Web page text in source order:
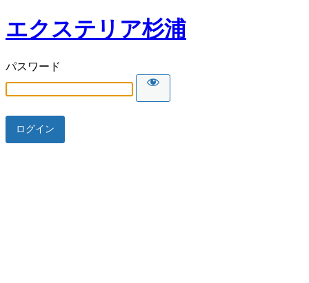
エクステリア杉浦
パスワード